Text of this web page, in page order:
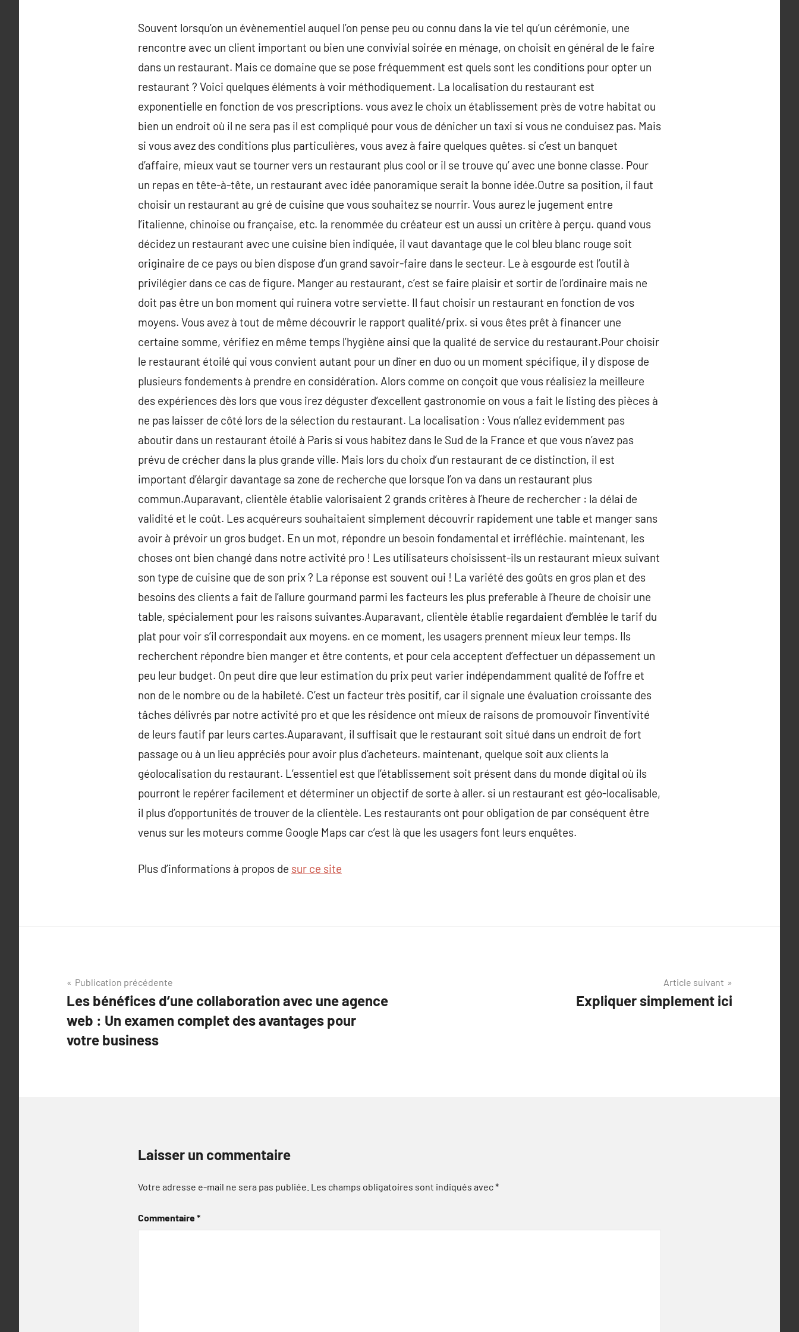
Souvent lorsqu’on un évènementiel auquel l’on pense peu ou connu dans la vie tel qu’un cérémonie, une
rencontre avec un client important ou bien une convivial soirée en ménage, on choisit en général de le faire
dans un restaurant. Mais ce domaine que se pose fréquemment est quels sont les conditions pour opter un
restaurant ? Voici quelques éléments à voir méthodiquement. La localisation du restaurant est
exponentielle en fonction de vos prescriptions. vous avez le choix un établissement près de votre habitat ou
bien un endroit où il ne sera pas il est compliqué pour vous de dénicher un taxi si vous ne conduisez pas. Mais
si vous avez des conditions plus particulières, vous avez à faire quelques quêtes. si c’est un banquet
d’affaire, mieux vaut se tourner vers un restaurant plus cool or il se trouve qu’ avec une bonne classe. Pour
un repas en tête-à-tête, un restaurant avec idée panoramique serait la bonne idée.Outre sa position, il faut
choisir un restaurant au gré de cuisine que vous souhaitez se nourrir. Vous aurez le jugement entre
l’italienne, chinoise ou française, etc. la renommée du créateur est un aussi un critère à perçu. quand vous
décidez un restaurant avec une cuisine bien indiquée, il vaut davantage que le col bleu blanc rouge soit
originaire de ce pays ou bien dispose d’un grand savoir-faire dans le secteur. Le à esgourde est l’outil à
privilégier dans ce cas de figure. Manger au restaurant, c’est se faire plaisir et sortir de l’ordinaire mais ne
doit pas être un bon moment qui ruinera votre serviette. Il faut choisir un restaurant en fonction de vos
moyens. Vous avez à tout de même découvrir le rapport qualité/prix. si vous êtes prêt à financer une
certaine somme, vérifiez en même temps l’hygiène ainsi que la qualité de service du restaurant.Pour choisir
le restaurant étoilé qui vous convient autant pour un dîner en duo ou un moment spécifique, il y dispose de
plusieurs fondements à prendre en considération. Alors comme on conçoit que vous réalisiez la meilleure
des expériences dès lors que vous irez déguster d’excellent gastronomie on vous a fait le listing des pièces à
ne pas laisser de côté lors de la sélection du restaurant. La localisation : Vous n’allez evidemment pas
aboutir dans un restaurant étoilé à Paris si vous habitez dans le Sud de la France et que vous n’avez pas
prévu de crécher dans la plus grande ville. Mais lors du choix d’un restaurant de ce distinction, il est
important d’élargir davantage sa zone de recherche que lorsque l’on va dans un restaurant plus
commun.Auparavant, clientèle établie valorisaient 2 grands critères à l’heure de rechercher : la délai de
validité et le coût. Les acquéreurs souhaitaient simplement découvrir rapidement une table et manger sans
avoir à prévoir un gros budget. En un mot, répondre un besoin fondamental et irréfléchie. maintenant, les
choses ont bien changé dans notre activité pro ! Les utilisateurs choisissent-ils un restaurant mieux suivant
son type de cuisine que de son prix ? La réponse est souvent oui ! La variété des goûts en gros plan et des
besoins des clients a fait de l’allure gourmand parmi les facteurs les plus preferable à l’heure de choisir une
table, spécialement pour les raisons suivantes.Auparavant, clientèle établie regardaient d’emblée le tarif du
plat pour voir s’il correspondait aux moyens. en ce moment, les usagers prennent mieux leur temps. Ils
recherchent répondre bien manger et être contents, et pour cela acceptent d’effectuer un dépassement un
peu leur budget. On peut dire que leur estimation du prix peut varier indépendamment qualité de l’offre et
non de le nombre ou de la habileté. C’est un facteur très positif, car il signale une évaluation croissante des
tâches délivrés par notre activité pro et que les résidence ont mieux de raisons de promouvoir l’inventivité
de leurs fautif par leurs cartes.Auparavant, il suffisait que le restaurant soit situé dans un endroit de fort
passage ou à un lieu appréciés pour avoir plus d’acheteurs. maintenant, quelque soit aux clients la
géolocalisation du restaurant. L’essentiel est que l’établissement soit présent dans du monde digital où ils
pourront le repérer facilement et déterminer un objectif de sorte à aller. si un restaurant est géo-localisable,
il plus d’opportunités de trouver de la clientèle. Les restaurants ont pour obligation de par conséquent être
venus sur les moteurs comme Google Maps car c’est là que les usagers font leurs enquêtes.
Plus d’informations à propos de sur ce site
Navigation
de
l’article
Publication précédente
Les bénéfices d’une collaboration avec une agence
web : Un examen complet des avantages pour
votre business
Article suivant
Expliquer simplement ici
Laisser un commentaire
Votre adresse e-mail ne sera pas publiée. Les champs obligatoires sont indiqués avec*
Commentaire*